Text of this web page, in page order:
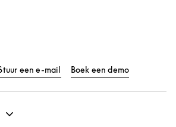
Opens in New Tab
een e-mail Boek een demo